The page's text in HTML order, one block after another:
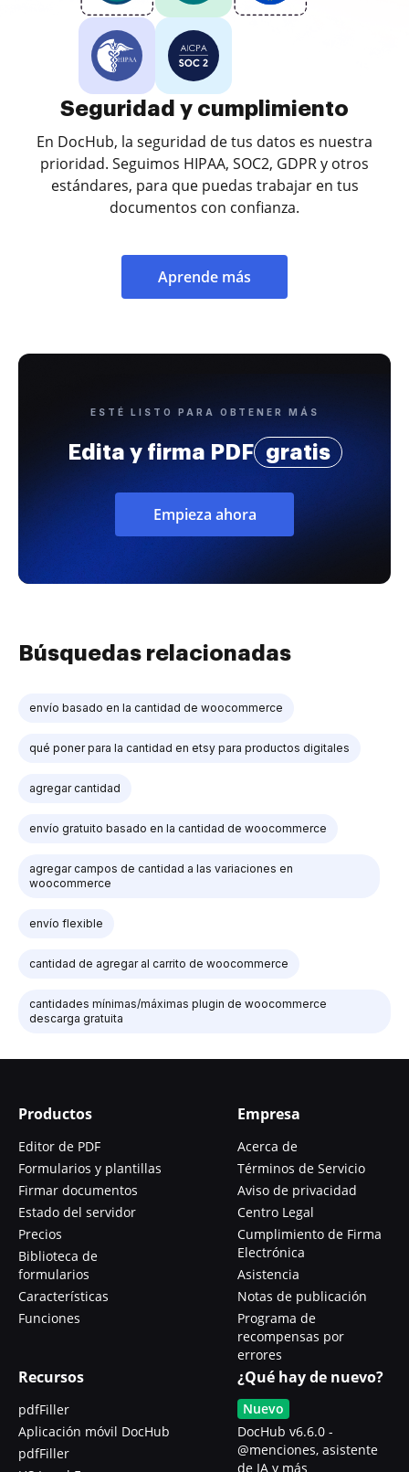
Seguridad y cumplimiento
En DocHub, la seguridad de tus datos es nuestra
prioridad. Seguimos HIPAA, SOC2, GDPR y otros
estándares, para que puedas trabajar en tus
documentos con confianza.
Aprende más
ESTÉ LISTO PARA OBTENER MÁS
Edita y firma PDF gratis
Empieza ahora
Búsquedas relacionadas
envío basado en la cantidad de woocommerce
qué poner para la cantidad en etsy para productos digitales
agregar cantidad
envío gratuito basado en la cantidad de woocommerce
agregar campos de cantidad a las variaciones en
woocommerce
envío flexible
cantidad de agregar al carrito de woocommerce
cantidades mínimas/máximas plugin de woocommerce
descarga gratuita
Productos
Editor de PDF
Formularios y plantillas
Firmar documentos
Estado del servidor
Precios
Biblioteca de
formularios
Características
Funciones
Empresa
Acerca de
Términos de Servicio
Aviso de privacidad
Centro Legal
Cumplimiento de Firma
Electrónica
Asistencia
Notas de publicación
Programa de
recompensas por
errores
Recursos
pdfFiller
Aplicación móvil DocHub
pdfFiller
¿Qué hay de nuevo?
Nuevo
DocHub v6.6.0 -
@menciones, asistente
de IA y más